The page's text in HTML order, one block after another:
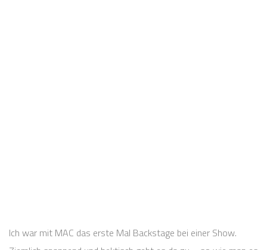
Ich war mit MAC das erste Mal Backstage bei einer Show.